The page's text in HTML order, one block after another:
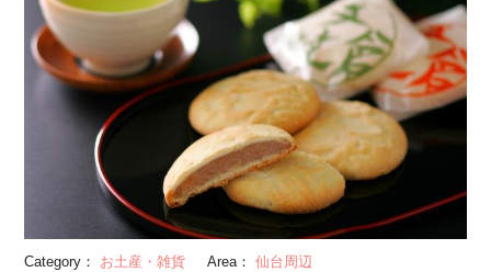
Category： お土産・雑貨 Area： 仙台周辺